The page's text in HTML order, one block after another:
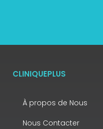
CLINIQUEPLUS
À propos de Nous
Nous Contacter